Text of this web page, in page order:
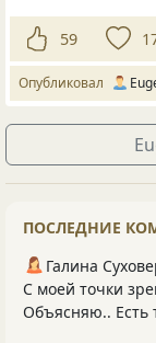
59
Опубликовал
ПОСЛЕДНИЕ
Галина
С моей точки
Объясняю.. Есть